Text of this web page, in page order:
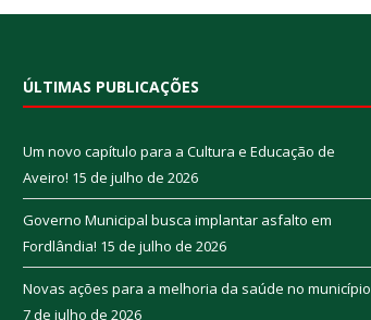
ÚLTIMAS PUBLICAÇÕES
Um novo capítulo para a Cultura e Educação de
Aveiro! 15 de julho de 2026
Governo Municipal busca implantar asfalto em
Fordlândia! 15 de julho de 2026
Novas ações para a melhoria da saúde no município
7 de julho de 2026